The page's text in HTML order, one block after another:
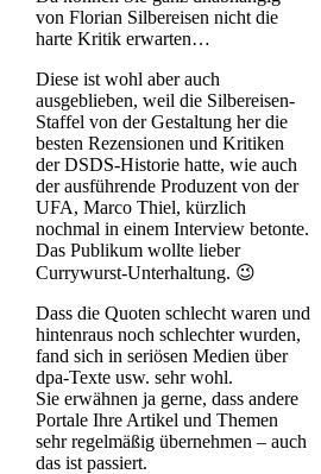
von Florian Silbereisen nicht die
harte Kritik erwarten…
Diese ist wohl aber auch
ausgeblieben, weil die Silbereisen-
Staffel von der Gestaltung her die
besten Rezensionen und Kritiken
der DSDS-Historie hatte, wie auch
der ausführende Produzent von der
UFA, Marco Thiel, kürzlich
nochmal in einem Interview betonte.
Das Publikum wollte lieber
Currywurst-Unterhaltung. 😉
Dass die Quoten schlecht waren und
hintenraus noch schlechter wurden,
fand sich in seriösen Medien über
dpa-Texte usw. sehr wohl.
Sie erwähnen ja gerne, dass andere
Portale Ihre Artikel und Themen
sehr regelmäßig übernehmen – auch
das ist passiert.